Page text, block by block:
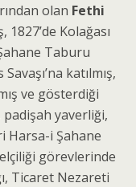
olan Fethi
1827’de Kolağası
Taburu
katılmış,
ve gösterdiği
yaverliği,
Harsa-i Şahane
görevlerinde
Ticaret Nezareti